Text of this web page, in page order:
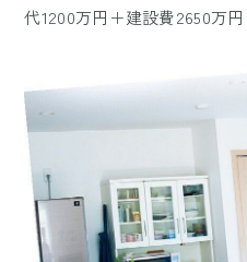
代1200万円＋建設費2650万円